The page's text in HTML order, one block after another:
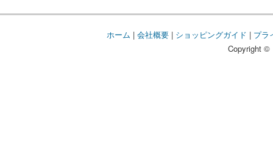
ホーム | 会社概要| ショッピングガイド | プラ
Copyright ©